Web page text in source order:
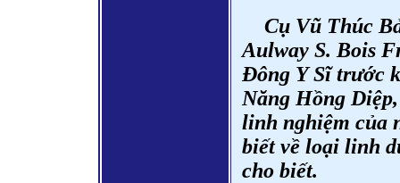
Cụ Vũ Thúc
Aulway S. Bois
Đông Y Sĩ trước
Năng Hồng
linh nghiệm của
biết về loại linh
cho biết.